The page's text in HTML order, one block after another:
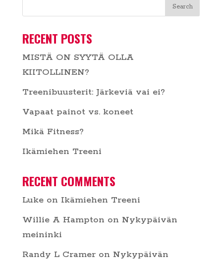
RECENT POSTS
MISTÄ ON SYYTÄ OLLA
KIITOLLINEN?
Treenibuusterit: Järkeviä vai ei?
Vapaat painot vs. koneet
Mikä Fitness?
Ikämiehen Treeni
RECENT COMMENTS
Lukeon Ikämiehen Treeni
Willie A Hampton on Nykypäivän
meininki
Randy L Crameron Nykypäivän